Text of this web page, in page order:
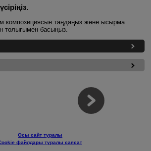
композициясын таңдаңыз және ысырма
толығымен басыңыз.
Осы сайт туралы
файлдары туралы саясат